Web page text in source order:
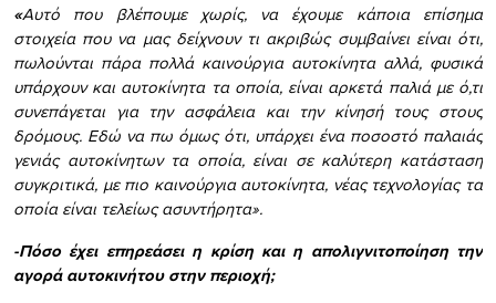
«Αυτό που βλέπουμε χωρίς, να έχουμε κάποια επίσημα
στοιχεία που να μας δείχνουν τι ακριβώς συμβαίνει είναι ότι,
πωλούνται πάρα πολλά καινούργια αυτοκίνητα αλλά, φυσικά
υπάρχουν και αυτοκίνητα τα οποία, είναι αρκετά παλιά με ό,τι
συνεπάγεται για την ασφάλεια και την κίνησή τους στους
δρόμους. Εδώ να πω όμως ότι, υπάρχει ένα ποσοστό παλαιάς
γενιάς αυτοκίνητων τα οποία, είναι σε καλύτερη κατάσταση
συγκριτικά, με πιο καινούργια αυτοκίνητα, νέας τεχνολογίας τα
οποία είναι τελείως ασυντήρητα».
-Πόσο έχει επηρεάσει η κρίση και η απολιγνιτοποίηση την
αγορά αυτοκινήτου στην περιοχή;